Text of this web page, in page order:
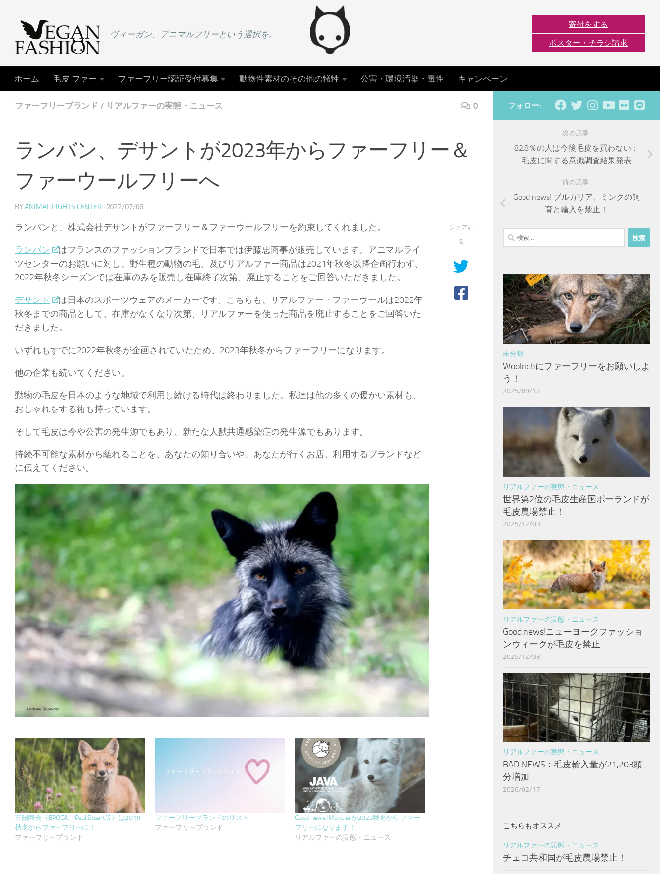
ヴィーガン、アニマルフリーという選択を。
寄付をする
ポスター・チラシ請求
ホーム 毛皮 ファー ファーフリー認証受付募集 動物性素材のその他の犠牲 公害・環境汚染・毒性 キャンペーン
ファーフリーブランド / リアルファーの実態・ニュース 0
ランバン、デサントが2023年からファーフリー＆
ファーウールフリーへ
BYANIMAL RIGHTS CENTER · 2022/07/06
ランバンと、株式会社デサントがファーフリー＆ファーウールフリーを約束してくれました。
ランバン
はフランスのファッションブランドで日本では伊藤忠商事が販売しています。アニマルライ
ツセンターのお願いに対し、野生種の動物の毛、及びリアルファー商品は2021年秋冬以降企画行わず、
2022年秋冬シーズンでは在庫のみを販売し在庫終了次第、廃止することをご回答いただきました。
デサント
は日本のスポーツウェアのメーカーです。こちらも、リアルファー・ファーウールは2022年
秋冬までの商品として、在庫がなくなり次第、リアルファーを使った商品を廃止することをご回答いた
だきました。
いずれもすでに2022年秋冬が企画されていたため、2023年秋冬からファーフリーになります。
他の企業も続いてください。
動物の毛皮を日本のような地域で利用し続ける時代は終わりました。私達は他の多くの暖かい素材も、
おしゃれをする術も持っています。
そして毛皮は今や公害の発生源でもあり、新たな人獣共通感染症の発生源でもあります。
持続不可能な素材から離れることを、あなたの知り合いや、あなたが行くお店、利用するブランドなど
に伝えてください。
三陽商会（EPOCA、Paul Stuart等）は2019
秋冬からファーフリーに！
ファーフリーブランド
ファーフリーブランドのリスト
ファーフリーブランド
Good news! Monclerが2023秋冬からファー
フリーになります！
リアルファーの実態・ニュース
シェアす
る
フォロー:
次の記事
82.8％の人は今後毛皮を買わない：
毛皮に関する意識調査結果発表
前の記事
Good news! ブルガリア、ミンクの飼
育と輸入を禁止！
検
索:
未分類
Woolrichにファーフリーをお願いしよ
う！
2025/09/12
リアルファーの実態・ニュース
世界第2位の毛皮生産国ポーランドが
毛皮農場禁止！
2025/12/03
リアルファーの実態・ニュース
Good news!ニューヨークファッショ
ンウィークが毛皮を禁止
2025/12/03
リアルファーの実態・ニュース
BAD NEWS：毛皮輸入量が21,203頭
分増加
2026/02/17
こちらもオススメ
リアルファーの実態・ニュース
チェコ共和国が毛皮農場禁止！